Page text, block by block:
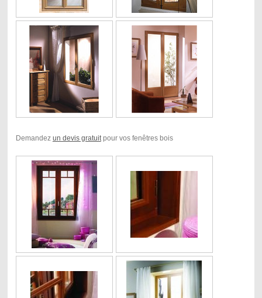
Demandez un devis gratuitpour vos fenêtres bois